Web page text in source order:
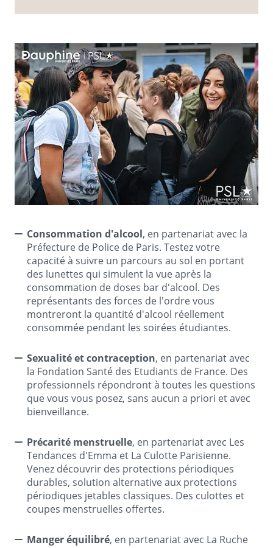
Consommation d'alcool, en partenariat avec la
Préfecture de Police de Paris. Testez votre
capacité à suivre un parcours au sol en portant
des lunettes qui simulent la vue après la
consommation de doses bar d'alcool. Des
représentants des forces de l'ordre vous
montreront la quantité d'alcool réellement
consommée pendant les soirées étudiantes.
Sexualité et contraception, en partenariat avec
la Fondation Santé des Etudiants de France. Des
professionnels répondront à toutes les questions
que vous vous posez, sans aucun a priori et avec
bienveillance.
Précarité menstruelle, en partenariat avec Les
Tendances d'Emma et La Culotte Parisienne.
Venez découvrir des protections périodiques
durables, solution alternative aux protections
périodiques jetables classiques. Des culottes et
coupes menstruelles offertes.
Manger équilibré, en partenariat avec La Ruche